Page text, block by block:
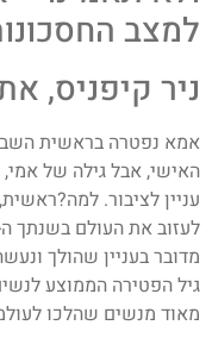
למצב
ניר קיפניס,
אמא נפטרה בראשית
עניין לציבור.
מדובר בעניין שהולך
מאוד מנשים שהלכו